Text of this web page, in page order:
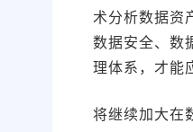
术分析数据资
数据安全、数
理体系，才能
将继续加大在